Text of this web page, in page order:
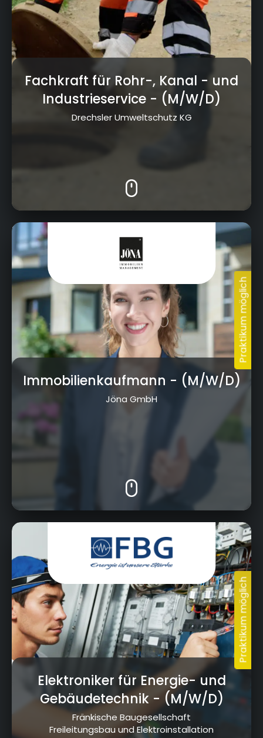
Fachkraft für Rohr-, Kanal - und
Industrieservice - (M/W/D)
Drechsler Umweltschutz KG
Karl Jung Str. 5, 95326, Kulmbach
Immobilienkaufmann - (M/W/D)
Jöna GmbH
Carl-Kolb-Straße 26, 95448, Bayreuth
Elektroniker für Energie- und
Gebäudetechnik- (M/W/D)
Fränkische Baugesellschaft
Freileitungsbau und Elektroinstallation